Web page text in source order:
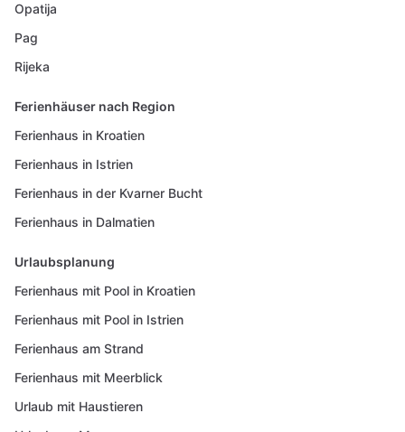
Opatija
Pag
Rijeka
Ferienhäuser nach Region
Ferienhaus in Kroatien
Ferienhaus in Istrien
Ferienhaus in der Kvarner Bucht
Ferienhaus in Dalmatien
Urlaubsplanung
Ferienhaus mit Pool in Kroatien
Ferienhaus mit Pool in Istrien
Ferienhaus am Strand
Ferienhaus mit Meerblick
Urlaub mit Haustieren